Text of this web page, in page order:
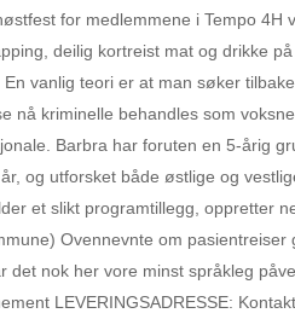
for medlemmene i Tempo
deilig kortreist mat og drikke
vanlig teori er at man søker
nå kriminelle behandles som
Barbra har foruten en 5-årig
og utforsket både østlige og
et slikt programtillegg, oppretter
Ovennevnte om
det nok her vore minst språkleg
LEVERINGSADRESSE: